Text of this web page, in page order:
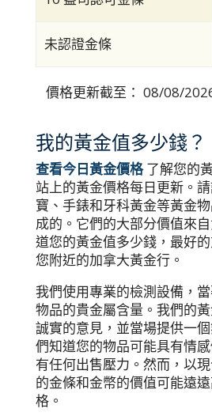
未認證金條
價格更新截至：08/08/
我的黃金值多少錢？
查看今日黃金價格了解您的
站上的黃金價格每日更新。
寶、手錶和牙科黃金等黃金
成的。它們的大部分價值來
道您的黃金值多少錢，最好
您附近的加拿大黃金行。
我們使用專業的檢測設備，
物品的貴金屬含量。我們的
誠實的意見，並當場提供一
們知道您的物品可能具有情
有任何出售壓力。然而，以
的金條和金幣的價值可能遠
格。